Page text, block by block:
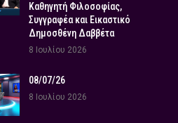
Καθηγητή Φιλοσοφίας,
Συγγραφέα και Εικαστικό
Δημοσθένη Δαββέτα
8 Ιουλίου 2026
08/07/26
8 Ιουλίου 2026